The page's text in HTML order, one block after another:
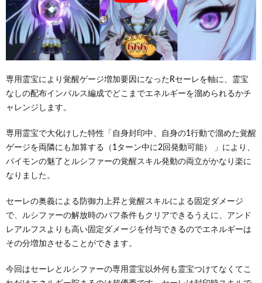
専用霊宝により覚醒ゲージ増加要因になったRセーレを軸に、霊宝
なしの配布インパルス編成でどこまでエネルギーを溜められるかチ
ャレンジします。
専用霊宝で大化けした特性「自身封印中、自身の1行動で溜めた覚醒
ゲージを両隣にも加算する（1ターン中に2回発動可能） 」により、
パイモンの魅了とルシファーの覚醒スキル発動の両立がかなり楽に
なりました。
セーレの奥義による防御力上昇と覚醒スキルによる固定ダメージ
で、ルシファーの解放時のバフ条件もクリアできるうえに、アンド
レアルフスよりも高い固定ダメージを付与できるのでエネルギーは
その分増加させることができます。
今回はセーレとルシファーの専用霊宝以外何も霊宝つけてなくてこ